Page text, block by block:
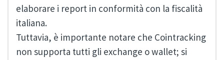
elaborare i report in conformità con la fiscalità
italiana.
Tuttavia, è importante notare che Cointracking
non supporta tutti gli exchange o wallet; si